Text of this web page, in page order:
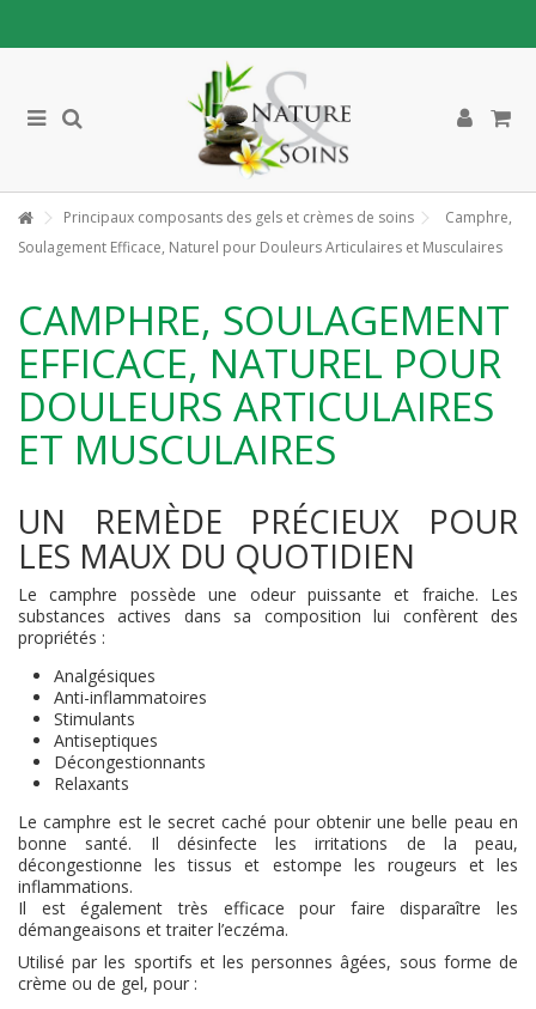
Principaux composants des gels et crèmes de soins
Camphre,
Soulagement Efficace, Naturel pour Douleurs Articulaires et Musculaires
CAMPHRE, SOULAGEMENT
EFFICACE, NATUREL POUR
DOULEURS ARTICULAIRES
ET MUSCULAIRES
UN REMÈDE PRÉCIEUX POUR
LES MAUX DU QUOTIDIEN
Le camphre possède une odeur puissante et fraiche. Les
substances actives dans sa composition lui confèrent des
propriétés :
Analgésiques
Anti-inflammatoires
Stimulants
Antiseptiques
Décongestionnants
Relaxants
Le camphre est le secret caché pour obtenir une belle peau en
bonne santé. Il désinfecte les irritations de la peau,
décongestionne les tissus et estompe les rougeurs et les
inflammations.
Il est également très efficace pour faire disparaître les
démangeaisons et traiter l’eczéma.
Utilisé par les sportifs et les personnes âgées, sous forme de
crème ou de gel, pour :